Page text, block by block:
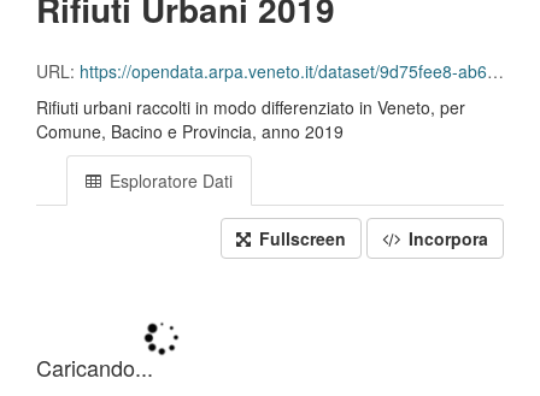
URL: https://opendata.arpa.veneto.it/dataset/9d75fee8-ab6f-4cee-bb7e-dd5d0e63d158/resource/4b54741f-4a9c-447c-a802-f05f882df2eb/download/ru_raccolta_differenziata_per_comune_2019.csv
Rifiuti urbani raccolti in modo differenziato in Veneto, per
Comune, Bacino e Provincia, anno 2019
Esploratore Dati
Fullscreen Incorpora